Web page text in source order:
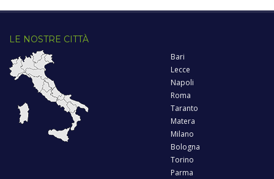
LE NOSTRE CITTÀ
Bari
Lecce
Napoli
Roma
Taranto
Matera
Milano
Bologna
Torino
Parma